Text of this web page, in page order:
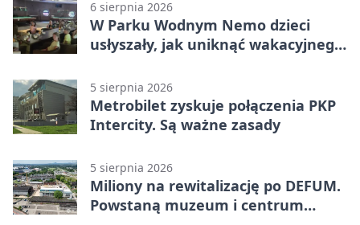
6 sierpnia 2026
W Parku Wodnym Nemo dzieci
usłyszały, jak uniknąć wakacyjnego
5 sierpnia 2026
Metrobilet zyskuje połączenia PKP
Intercity. Są ważne zasady
5 sierpnia 2026
Miliony na rewitalizację po DEFUM.
Powstaną muzeum i centrum